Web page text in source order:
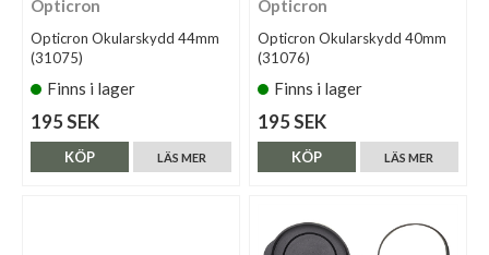
Opticron
Opticron Okularskydd 44mm
(31075)
Finns i lager
195 SEK
LÄS MER
KÖP
Opticron
Opticron Okularskydd 40mm
(31076)
Finns i lager
195 SEK
LÄS MER
KÖP